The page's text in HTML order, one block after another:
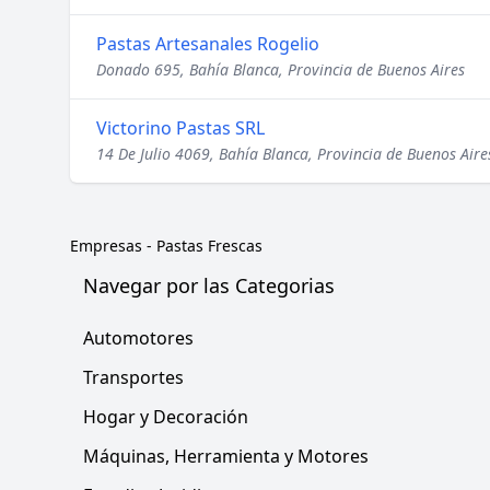
Pastas Artesanales Rogelio
Donado 695, Bahía Blanca, Provincia de Buenos Aires
Victorino Pastas SRL
14 De Julio 4069, Bahía Blanca, Provincia de Buenos
Empresas - Pastas Frescas
Navegar por las Categorias
Automotores
Transportes
Hogar y Decoración
Máquinas, Herramienta y Motores